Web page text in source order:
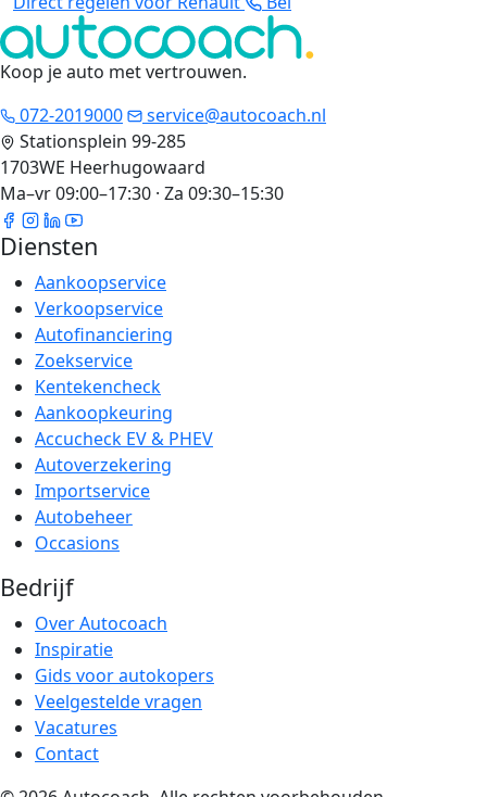
Koop je auto met vertrouwen.
072-2019000
service@autocoach.nl
Stationsplein 99-285
1703WE Heerhugowaard
Ma–vr 09:00–17:30 · Za 09:30–15:30
Diensten
Aankoopservice
Verkoopservice
Autofinanciering
Zoekservice
Kentekencheck
Aankoopkeuring
Accucheck EV & PHEV
Autoverzekering
Importservice
Autobeheer
Occasions
Bedrijf
Over Autocoach
Inspiratie
Gids voor autokopers
Veelgestelde vragen
Vacatures
Contact